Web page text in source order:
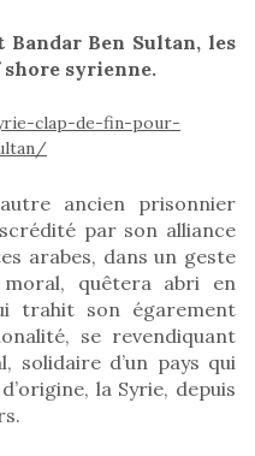
Bandar Ben Sultan, les
shore syrienne.
clap-de-fin-pour-
ancien prisonnier
par son alliance
arabes, dans un geste
quêtera abri en
trahit son égarement
se revendiquant
solidaire d’un pays qui
la Syrie, depuis